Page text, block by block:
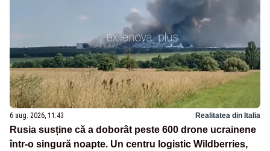
6 aug. 2026, 11:43 Realitatea din Italia
Rusia susține că a doborât peste 600 drone ucrainene
într-o singură noapte. Un centru logistic Wildberries,